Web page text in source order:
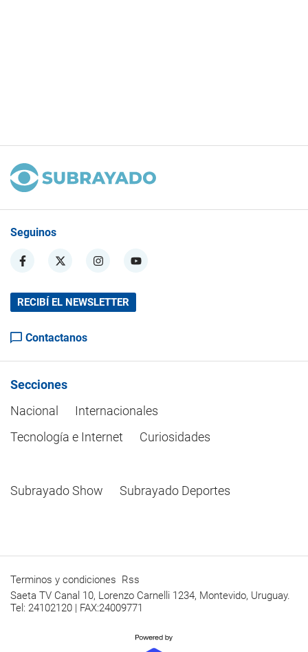
Seguinos
RECIBÍ EL NEWSLETTER
Contactanos
Secciones
Nacional
Internacionales
Tecnología e Internet
Curiosidades
Subrayado Show Subrayado Deportes
Terminos y condiciones Rss
Saeta TV Canal 10, Lorenzo Carnelli 1234, Montevido, Uruguay.
Tel: 24102120 | FAX:24009771